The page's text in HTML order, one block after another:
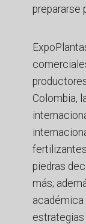
prepararse
Colombia,
piedras
más;
académica